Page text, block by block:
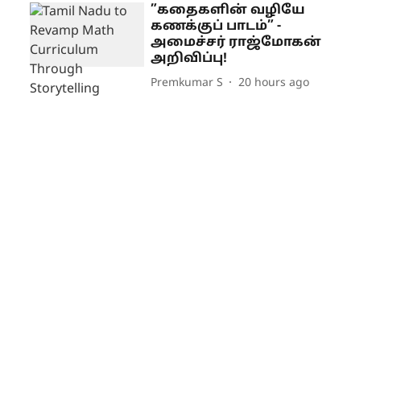
”கதைகளின் வழியே
கணக்குப் பாடம்” -
அமைச்சர் ராஜ்மோகன்
அறிவிப்பு!
Premkumar S 20 hours ago